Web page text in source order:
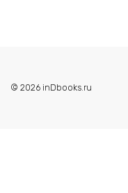
© 2026 inDbooks.ru